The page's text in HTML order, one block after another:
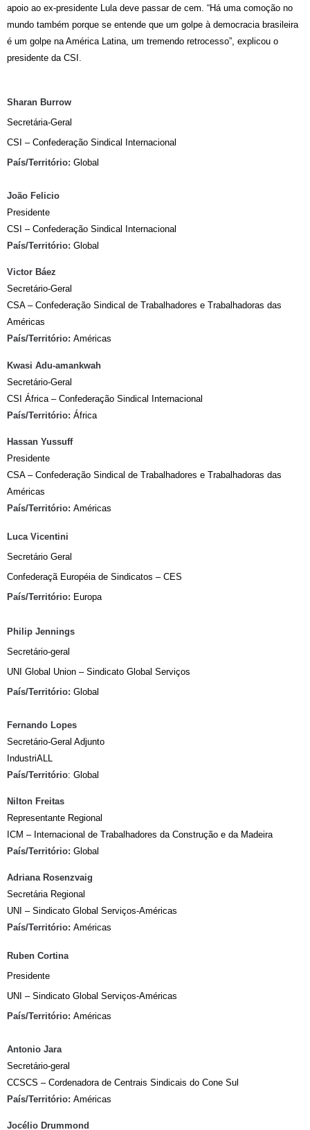
apoio ao ex-presidente Lula deve passar de cem. “Há uma comoção no
mundo também porque se entende que um golpe à democracia brasileira
é um golpe na América Latina, um tremendo retrocesso”, explicou o
presidente da CSI.
Sharan Burrow
Secretária-Geral
CSI – Confederação Sindical Internacional
País/Território: Global
João Felicio
Presidente
CSI – Confederação Sindical Internacional
País/Território: Global
Victor Báez
Secretário-Geral
CSA – Confederação Sindical de Trabalhadores e Trabalhadoras das
Américas
País/Território: Américas
Kwasi Adu-amankwah
Secretário-Geral
CSI África – Confederação Sindical Internacional
País/Território: África
Hassan Yussuff
Presidente
CSA – Confederação Sindical de Trabalhadores e Trabalhadoras das
Américas
País/Território: Américas
Luca Vicentini
Secretário Geral
Confederaçã Européia de Sindicatos – CES
País/Território: Europa
Philip Jennings
Secretário-geral
UNI Global Union – Sindicato Global Serviços
País/Território: Global
Fernando Lopes
Secretário-Geral Adjunto
IndustriALL
País/Território: Global
Nilton Freitas
Representante Regional
ICM – Internacional de Trabalhadores da Construção e da Madeira
País/Território: Global
Adriana Rosenzvaig
Secretária Regional
UNI – Sindicato Global Serviços-Américas
País/Território: Américas
Ruben Cortina
Presidente
UNI – Sindicato Global Serviços-Américas
País/Território: Américas
Antonio Jara
Secretário-geral
CCSCS – Cordenadora de Centrais Sindicais do Cone Sul
País/Território: Américas
Jocélio Drummond